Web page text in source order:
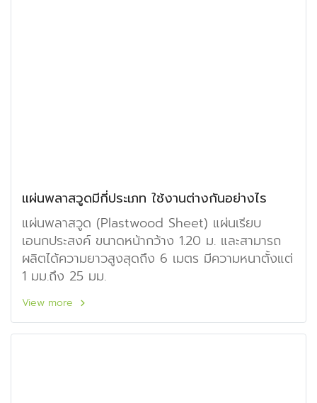
แผ่นพลาสวูดมีกี่ประเภท ใช้งานต่างกันอย่างไร
แผ่นพลาสวูด (Plastwood Sheet) แผ่นเรียบ
เอนกประสงค์ ขนาดหน้ากว้าง 1.20 ม. และสามารถ
ผลิตได้ความยาวสูงสุดถึง 6 เมตร มีความหนาตั้งแต่
1 มม.ถึง 25 มม.
View more